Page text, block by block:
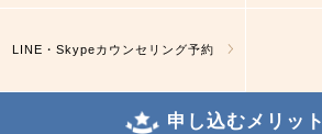
LINE・Skypeカウンセリング予約
申し込むメリット